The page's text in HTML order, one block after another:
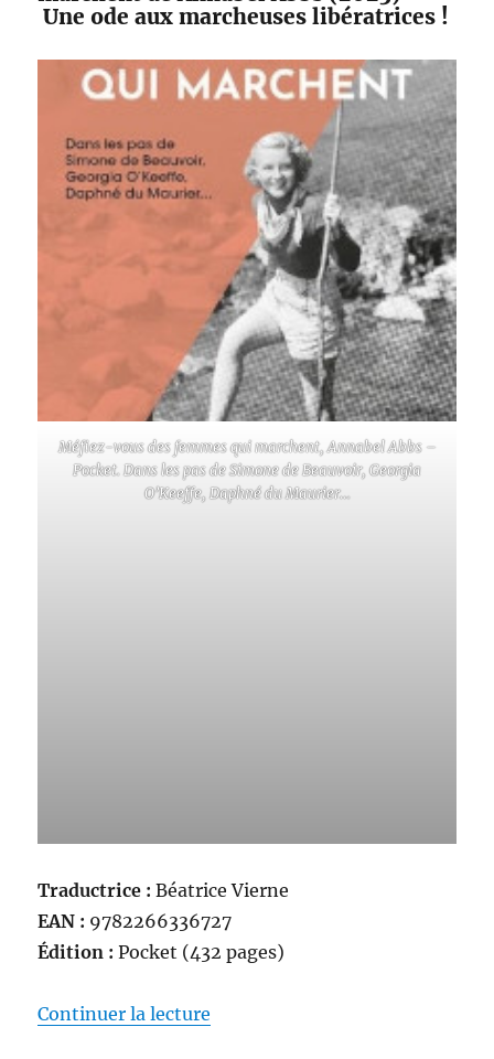
Une ode aux marcheuses libératrices !
Méfiez-vous des femmes qui marchent, Annabel Abbs –
Pocket. Dans les pas de Simone de Beauvoir, Georgia
O’Keeffe, Daphné du Maurier…
Traductrice : Béatrice Vierne
EAN : 9782266336727
Édition : Pocket (432 pages)
Continuer la lecture